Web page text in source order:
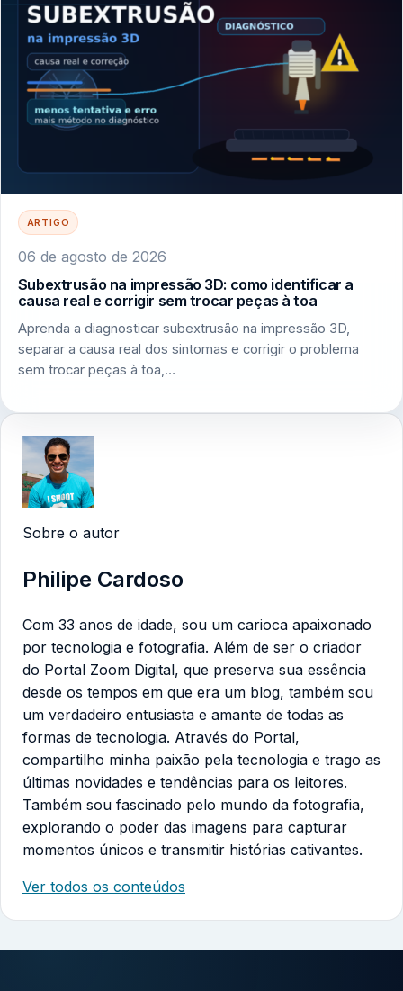
ARTIGO
06 de agosto de 2026
Subextrusão na impressão 3D: como identificar a
causa real e corrigir sem trocar peças à toa
Aprenda a diagnosticar subextrusão na impressão 3D,
separar a causa real dos sintomas e corrigir o problema
sem trocar peças à toa,…
Sobre o autor
Philipe Cardoso
Com 33 anos de idade, sou um carioca apaixonado
por tecnologia e fotografia. Além de ser o criador
do Portal Zoom Digital, que preserva sua essência
desde os tempos em que era um blog, também sou
um verdadeiro entusiasta e amante de todas as
formas de tecnologia. Através do Portal,
compartilho minha paixão pela tecnologia e trago as
últimas novidades e tendências para os leitores.
Também sou fascinado pelo mundo da fotografia,
explorando o poder das imagens para capturar
momentos únicos e transmitir histórias cativantes.
Ver todos os conteúdos